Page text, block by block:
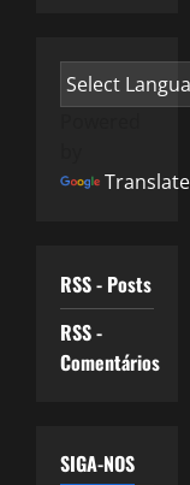
Translate
RSS - Posts
RSS -
Comentários
SIGA-NOS